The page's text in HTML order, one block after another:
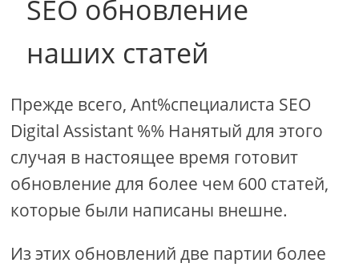
SEO обновление
наших статей
Прежде всего, Ant%специалиста SEO
Digital Assistant %% Нанятый для этого
случая в настоящее время готовит
обновление для более чем 600 статей,
которые были написаны внешне.
Из этих обновлений две партии более